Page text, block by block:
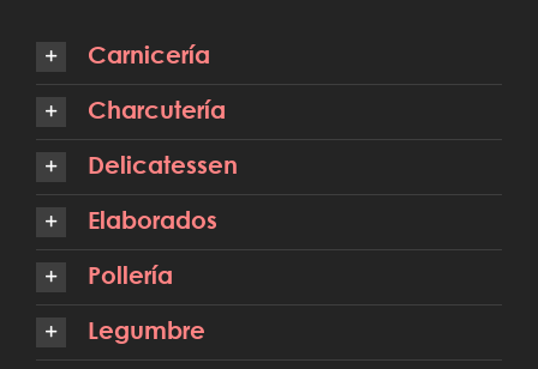
Carnicería
Charcutería
Delicatessen
Elaborados
Pollería
Legumbre